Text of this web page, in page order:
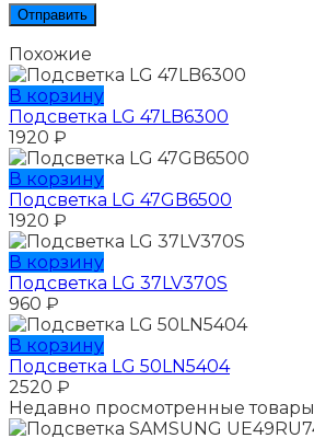
Похожие
В корзину
Подсветка LG 47LB6300
1920 ₽
В корзину
Подсветка LG 47GB6500
1920 ₽
В корзину
Подсветка LG 37LV370S
960 ₽
В корзину
Подсветка LG 50LN5404
2520 ₽
Недавно просмотренные товары